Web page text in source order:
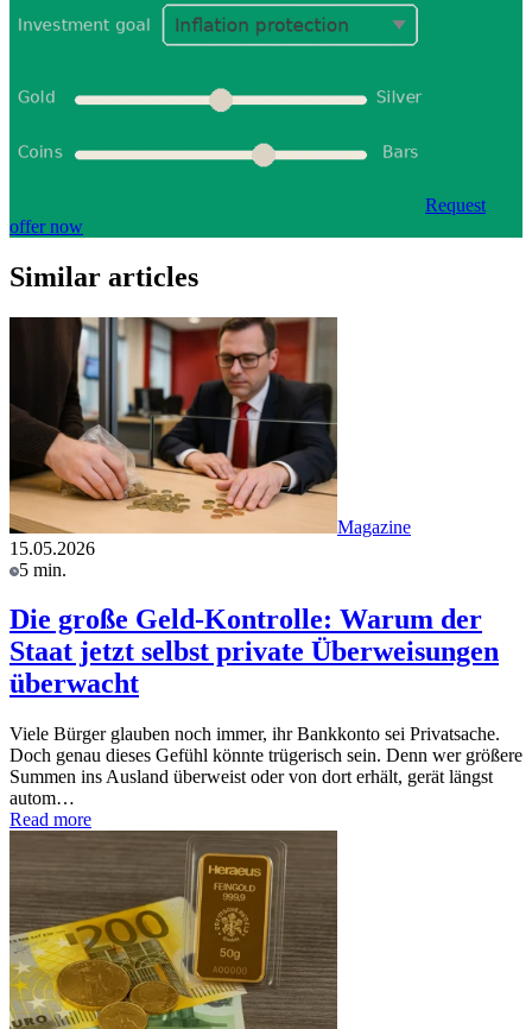
Request
offer now
Similar articles
Magazine
15.05.2026
5 min.
Die große Geld-Kontrolle: Warum der
Staat jetzt selbst private Überweisungen
überwacht
Viele Bürger glauben noch immer, ihr Bankkonto sei Privatsache.
Doch genau dieses Gefühl könnte trügerisch sein. Denn wer größere
Summen ins Ausland überweist oder von dort erhält, gerät längst
autom…
Read more